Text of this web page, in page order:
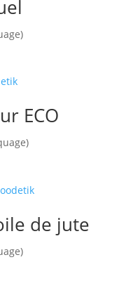
ECO
de jute